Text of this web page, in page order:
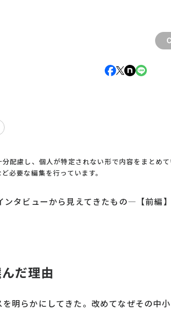
配慮し、個人が特定されない形で内容をまとめて
必要な編集を行っています。
タビューから見えてきたもの―【前編
だ理由
明らかにしてきた。改めてなぜその中